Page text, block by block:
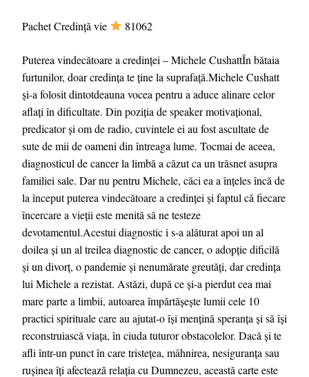
Pachet Credință vie 81062
Puterea vindecătoare a credinței – Michele CushattÎn bătaia
furtunilor, doar credința te ține la suprafață.Michele Cushatt
și-a folosit dintotdeauna vocea pentru a aduce alinare celor
aflați în dificultate. Din poziția de speaker motivațional,
predicator și om de radio, cuvintele ei au fost ascultate de
sute de mii de oameni din întreaga lume. Tocmai de aceea,
diagnosticul de cancer la limbă a căzut ca un trăsnet asupra
familiei sale. Dar nu pentru Michele, căci ea a înțeles încă de
la început puterea vindecătoare a credinței și faptul că fiecare
încercare a vieții este menită să ne testeze
devotamentul.Acestui diagnostic i s-a alăturat apoi un al
doilea și un al treilea diagnostic de cancer, o adopție dificilă
și un divorț, o pandemie și nenumărate greutăți, dar credința
lui Michele a rezistat. Astăzi, după ce și-a pierdut cea mai
mare parte a limbii, autoarea împărtășește lumii cele 10
practici spirituale care au ajutat-o își mențină speranța și să își
reconstruiască viața, în ciuda tuturor obstacolelor. Dacă și te
afli într-un punct în care tristețea, mâhnirea, nesiguranța sau
rușinea îți afectează relația cu Dumnezeu, această carte este